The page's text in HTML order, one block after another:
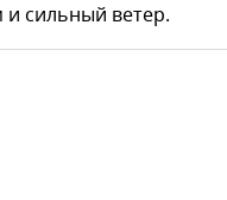
и сильный ветер.